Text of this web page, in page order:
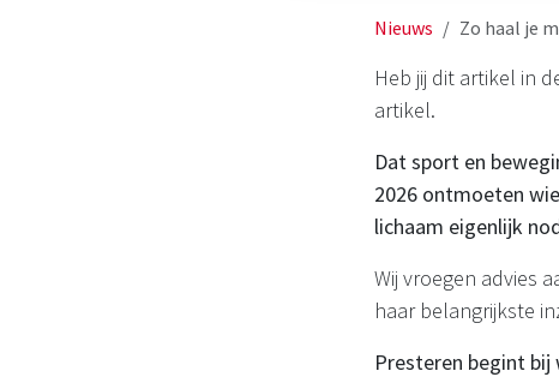
Nieuws Zo haal je
Heb jij dit artikel in
artikel.
Dat sport en
2026 ontmoeten
lichaam eigenlijk
Wij vroegen advies
haar belangrijkste
Presteren begint bij